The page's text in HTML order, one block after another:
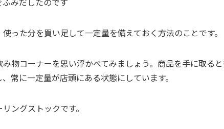
使った分を買い足して一定量を備えておく方法のことです。
物コーナーを思い浮かべてみましょう。商品を手に取る
常に一定量が店頭にある状態にしています。
ングストックです。